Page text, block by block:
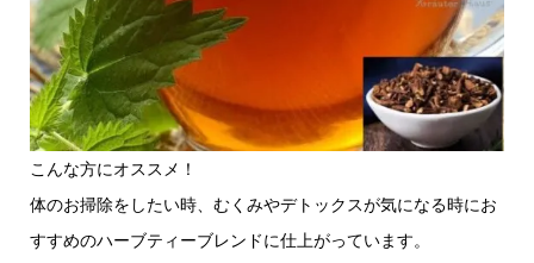
こんな方にオススメ！
体のお掃除をしたい時、むくみやデトックスが気になる時にお
すすめのハーブティーブレンドに仕上がっています。